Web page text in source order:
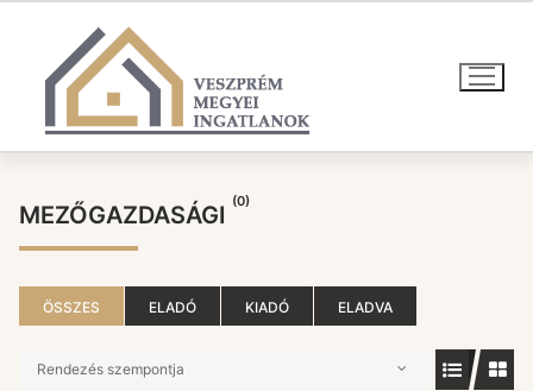
tartalomra
MEZŐGAZDASÁGI (0)
ÖSSZES ELADÓ KIADÓ ELADVA
Rendezés szempontja